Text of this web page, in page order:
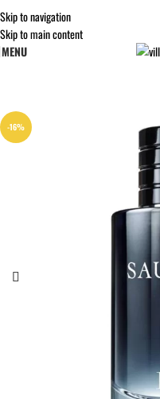
Skip to navigation
Skip to main content
MENU
-16%